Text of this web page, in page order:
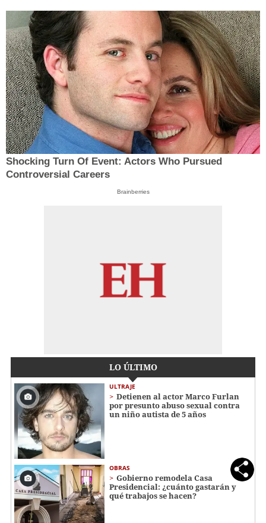
Shocking Turn Of Event: Actors Who Pursued
Controversial Careers
Brainberries
LO ÚLTIMO
ULTRAJE
Detienen al actor Marco Furlan
por presunto abuso sexual contra
un niño autista de 5 años
OBRAS
Gobierno remodela Casa
Presidencial: ¿cuánto gastarán y
qué trabajos se hacen?